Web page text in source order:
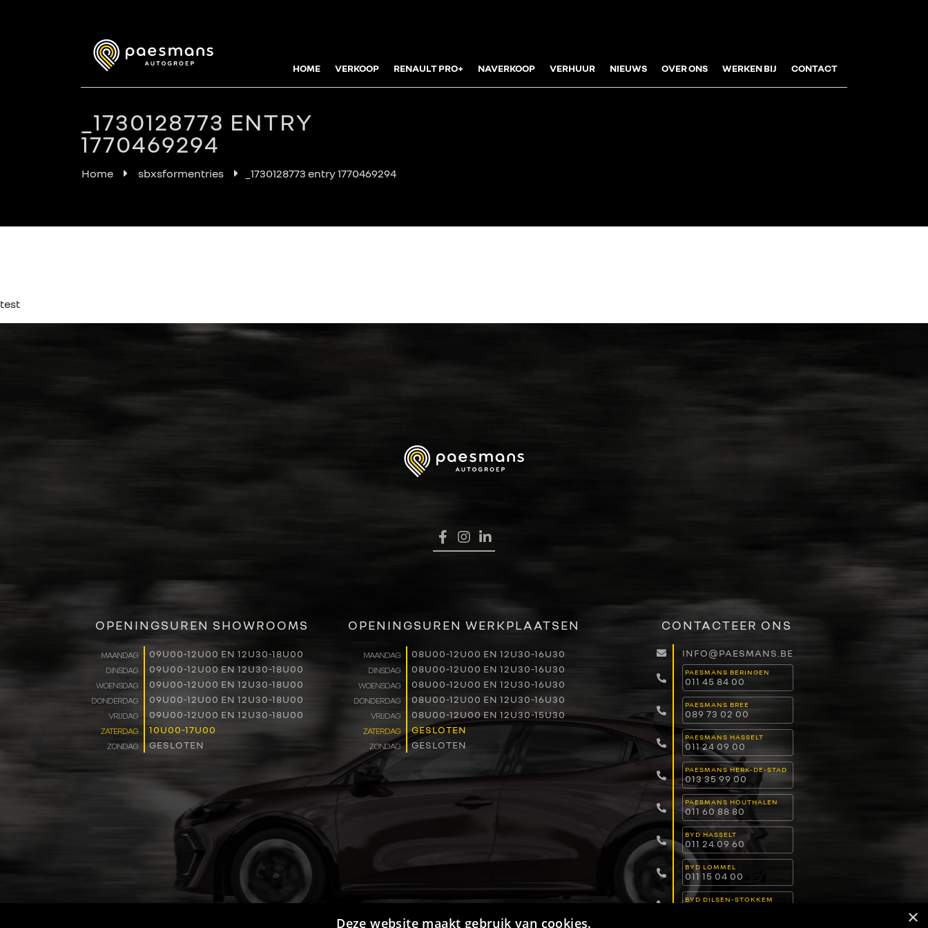
HOME VERKOOP RENAULT PRO+ NAVERKOOP VERHUUR NIEUWS OVER ONS WERKEN BIJ CONTACT
RENAULT PRO+
VERHUUR
CONTACT
_1730128773 ENTRY
1770469294
Home sbxsformentries _1730128773 entry 1770469294
test
OPENINGSUREN SHOWROOMS
MAANDAG 09U00-12U00 EN 12U30-18U00
DINSDAG 09U00-12U00 EN 12U30-18U00
WOENSDAG 09U00-12U00 EN 12U30-18U00
DONDERDAG 09U00-12U00 EN 12U30-18U00
VRIJDAG 09U00-12U00 EN 12U30-18U00
ZATERDAG 10U00-17U00
ZONDAG GESLOTEN
OPENINGSUREN WERKPLAATSEN
MAANDAG 08U00-12U00 EN 12U30-16U30
DINSDAG 08U00-12U00 EN 12U30-16U30
WOENSDAG 08U00-12U00 EN 12U30-16U30
DONDERDAG 08U00-12U00 EN 12U30-16U30
VRIJDAG 08U00-12U00 EN 12U30-15U30
ZATERDAG GESLOTEN
ZONDAG GESLOTEN
CONTACTEER ONS
INFO@PAESMANS.BE
PAESMANS BERINGEN
011 45 84 00
PAESMANS BREE
089 73 02 00
PAESMANS HASSELT
011 24 09 00
PAESMANS HERK-DE-STAD
013 35 99 00
PAESMANS HOUTHALEN
011 60 88 80
BYD HASSELT
011 24 09 60
BYD LOMMEL
011 15 04 00
BYD DILSEN-STOKKEM
×
Deze website maakt gebruik van cookies.